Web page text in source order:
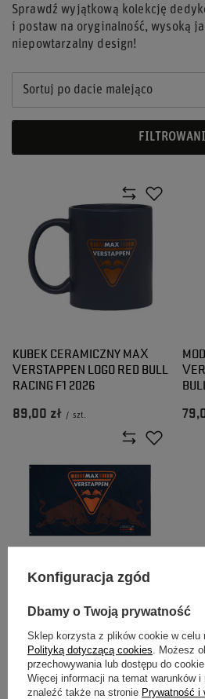
Sprawdź wyjątkową kolekcję
i postaw na oryginalność, wysoką
niepowtarzalny design!
Sortuj po dacie malejąco
KUBEK CERAMICZNY MAX
VERSTAPPEN LOGO RED BULL
RACING F1 2026
89,00 zł / szt.
RED BULL RACING F1 TEAM
119,00 zł / szt.
Konfiguracja zgód
Dbamy o Twoją prywatność
Sklep korzysta z plików cookie w celu
Polityką dotyczącą cookies. Możesz
przechowywania lub dostępu do
Więcej informacji na temat warunków
znaleźć także na stronie Prywatność i